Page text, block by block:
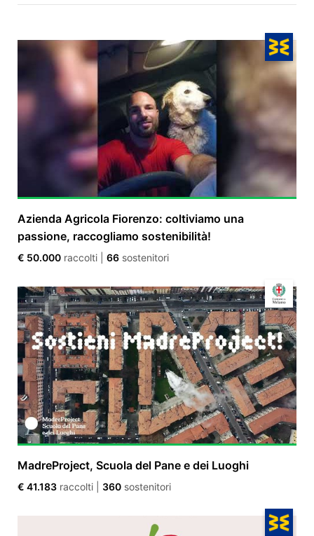
Azienda Agricola Fiorenzo: coltiviamo una
passione, raccogliamo sostenibilità!
€ 50.000 raccolti 66 sostenitori
MadreProject, Scuola del Pane e dei Luoghi
€ 41.183 raccolti 360 sostenitori